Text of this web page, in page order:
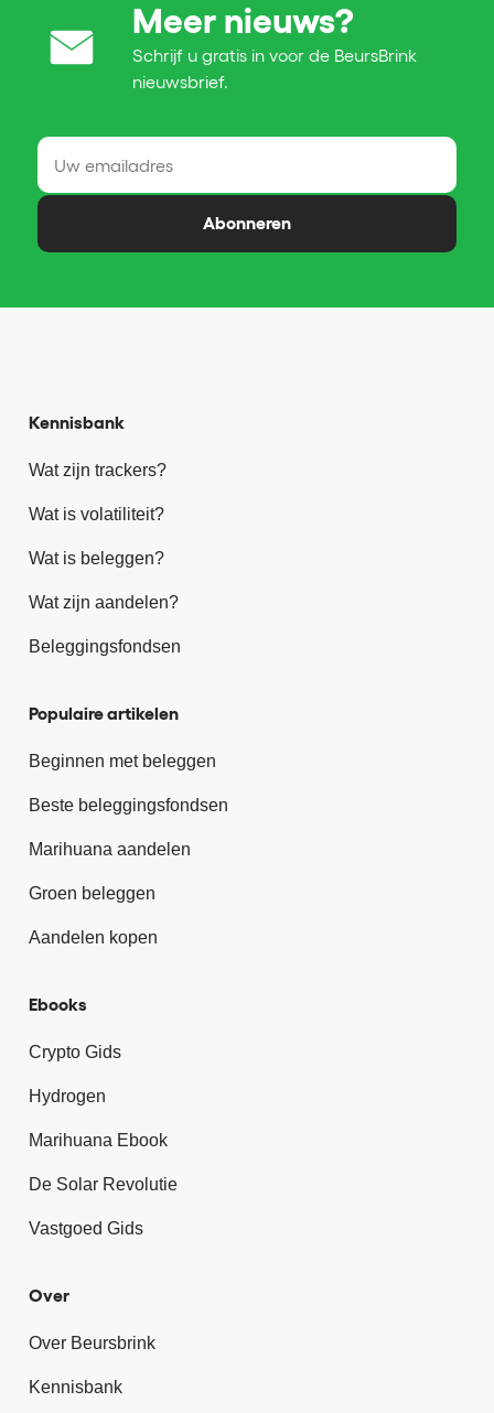
Meer nieuws?
Schrijf u gratis in voor de BeursBrink
nieuwsbrief.
Abonneren
Kennisbank
Wat zijn trackers?
Wat is volatiliteit?
Wat is beleggen?
Wat zijn aandelen?
Beleggingsfondsen
Populaire artikelen
Beginnen met beleggen
Beste beleggingsfondsen
Marihuana aandelen
Groen beleggen
Aandelen kopen
Ebooks
Crypto Gids
Hydrogen
Marihuana Ebook
De Solar Revolutie
Vastgoed Gids
Over
Over Beursbrink
Kennisbank